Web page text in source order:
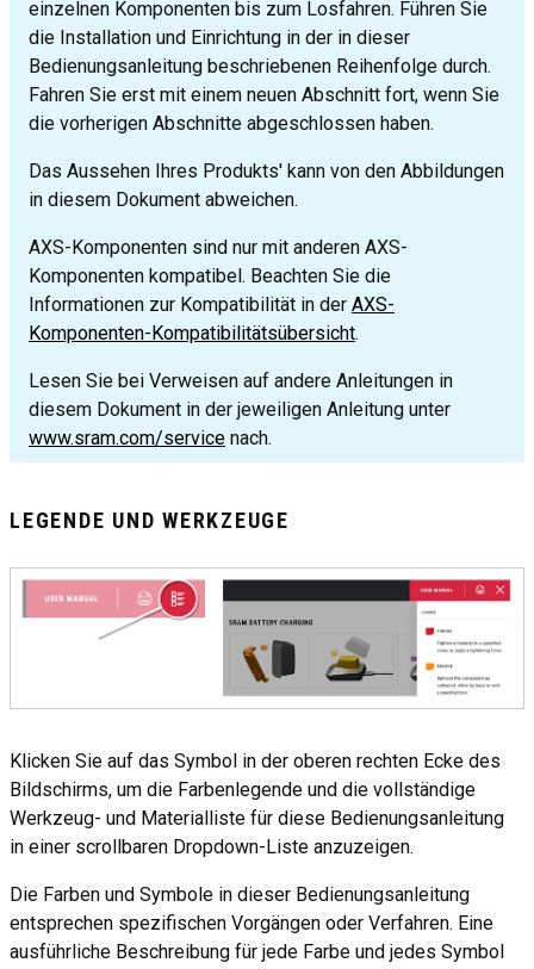
einzelnen Komponenten bis zum Losfahren. Führen Sie
die Installation und Einrichtung in der in dieser
Bedienungsanleitung beschriebenen Reihenfolge durch.
Fahren Sie erst mit einem neuen Abschnitt fort, wenn Sie
die vorherigen Abschnitte abgeschlossen haben.
Das Aussehen Ihres Produkts' kann von den Abbildungen
in diesem Dokument abweichen.
AXS-Komponenten sind nur mit anderen AXS-
Komponenten kompatibel. Beachten Sie die
Informationen zur Kompatibilität in der AXS-
Komponenten-Kompatibilitätsübersicht.
Lesen Sie bei Verweisen auf andere Anleitungen in
diesem Dokument in der jeweiligen Anleitung unter
www.sram.com/service nach.
LEGENDE UND WERKZEUGE
Klicken Sie auf das Symbol in der oberen rechten Ecke des
Bildschirms, um die Farbenlegende und die vollständige
Werkzeug- und Materialliste für diese Bedienungsanleitung
in einer scrollbaren Dropdown-Liste anzuzeigen.
Die Farben und Symbole in dieser Bedienungsanleitung
entsprechen spezifischen Vorgängen oder Verfahren. Eine
ausführliche Beschreibung für jede Farbe und jedes Symbol